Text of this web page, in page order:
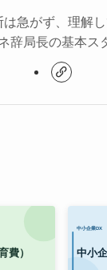
急がず、理解し
辞局長の基本ス